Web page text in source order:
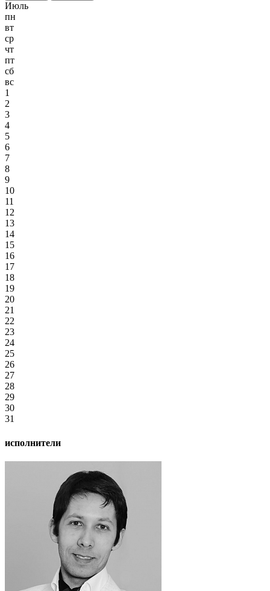
Июль
пн
вт
ср
чт
пт
сб
вс
1
2
3
4
5
6
7
8
9
10
11
12
13
14
15
16
17
18
19
20
21
22
23
24
25
26
27
28
29
30
31
исполнители